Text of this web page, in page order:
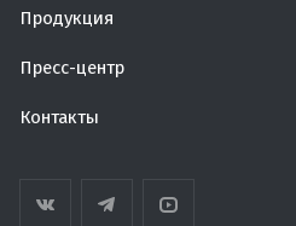
Продукция
Пресс-центр
Контакты